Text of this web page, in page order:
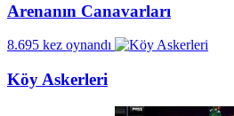
Arenanın Canavarları
8.695 kez oynandı
Köy Askerleri